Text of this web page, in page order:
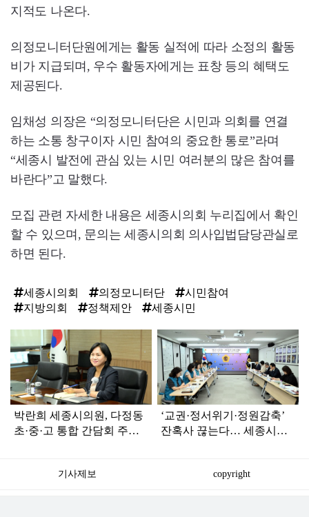
지적도 나온다.
의정모니터단원에게는 활동 실적에 따라 소정의 활동
비가 지급되며, 우수 활동자에게는 표창 등의 혜택도
제공된다.
임채성 의장은 “의정모니터단은 시민과 의회를 연결
하는 소통 창구이자 시민 참여의 중요한 통로”라며
“세종시 발전에 관심 있는 시민 여러분의 많은 참여를
바란다”고 말했다.
모집 관련 자세한 내용은 세종시의회 누리집에서 확인
할 수 있으며, 문의는 세종시의회 의사입법담당관실로
하면 된다.
세종시의회 의정모니터단
시민참여
지방의회
정책제안 세종시민
라
인
박란희 세종시의원, 다정동
초·중·고 통합 간담회 주
‘교권·정서위기·정원감축’
잔혹사 끊는다… 세종시의
기사제보 copyright